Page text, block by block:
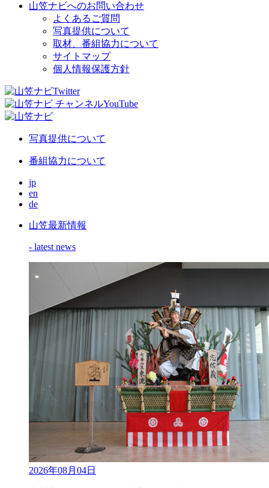
山笠ナビへのお問い合わせ
よくあるご質問
写真提供について
取材、番組協力について
サイトマップ
個人情報保護方針
写真提供について
番組協力について
jp
en
de
山笠最新情報
- latest news
2026年08月04日